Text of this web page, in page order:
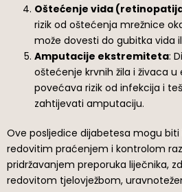
Oštećenje vida
rizik od oštećenja mrežnice
može dovesti do gubitka vida
Amputacije ekstremiteta:
oštećenje krvnih žila i živaca
povećava rizik od infekcija i
zahtijevati amputaciju.
Ove posljedice dijabetesa mogu
redovitim praćenjem i kontrolom
pridržavanjem preporuka liječnika,
redovitom tjelovježbom,